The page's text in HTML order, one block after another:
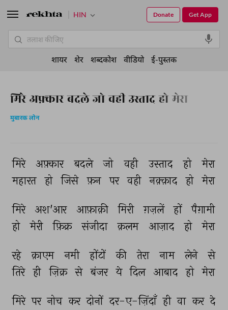
मिरे अफ़्कार बदले जो वही उस्ताद हो मेरा
मुबारक लोन
मिरे अफ़्कार बदले जो वही उस्ताद हो
मेरा
महारत हो जिसे फ़न पर वही नक़्क़ाद हो मेरा
मिरे अश'आर आफ़ाक़ी मिरी ग़ज़लें हों
पैग़ामी
हो
मेरी फ़िक्र संजीदा क़लम आज़ाद हो मेरा
रहे क़ाएम नमी होंटों की तेरा नाम लेने
से
तिरे ही ज़िक्र से बंजर ये दिल आबाद हो मेरा
मिरे पर नोच कर दोनों दर-ए-ज़िंदाँ ही वा कर दे
HIN Get App
Donate
शायर शेर शब्दकोश वीडियो ई-पुस्तक